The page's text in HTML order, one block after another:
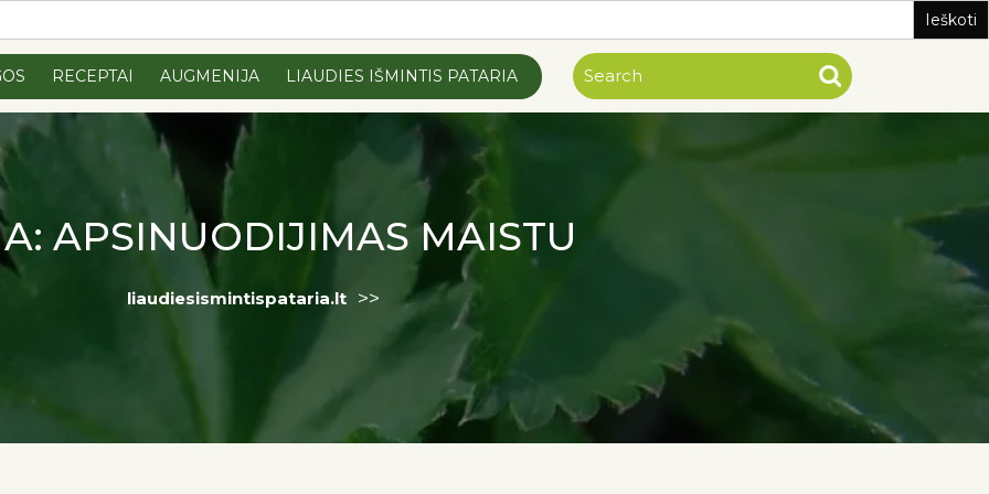
RECEPTAI AUGMENIJA LIAUDIES IŠMINTIS PATARIA
APSINUODIJIMAS MAISTU
liaudiesismintispataria.lt >>